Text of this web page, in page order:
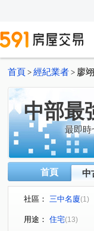
首頁 > 經紀業者 > 廖
中部最
最即時
首頁 中
社區： 三中名廈(1)
文心1
用途： 住宅(13)